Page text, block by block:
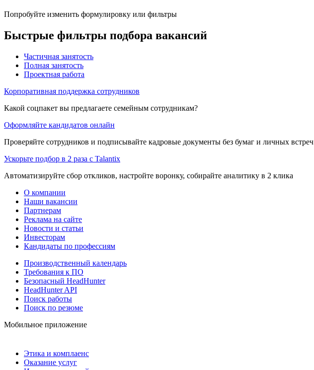
Попробуйте изменить формулировку или фильтры
Быстрые фильтры подбора вакансий
Частичная занятость
Полная занятость
Проектная работа
Корпоративная поддержка сотрудников
Какой соцпакет вы предлагаете семейным сотрудникам?
Оформляйте кандидатов онлайн
Проверяйте сотрудников и подписывайте кадровые документы без бумаг и личных встреч
Ускорьте подбор в 2 раза с Talantix
Автоматизируйте сбор откликов, настройте воронку, собирайте аналитику в 2 клика
О компании
Наши вакансии
Партнерам
Реклама на сайте
Новости и статьи
Инвесторам
Кандидаты по профессиям
Производственный календарь
Требования к ПО
Безопасный HeadHunter
HeadHunter API
Поиск работы
Поиск по резюме
Мобильное приложение
Этика и комплаенс
Оказание услуг